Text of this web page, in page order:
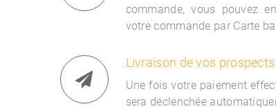
commande, vous pouvez
votre commande par Carte
Livraison de vos prospects
Une fois votre paiement
sera déclenchée